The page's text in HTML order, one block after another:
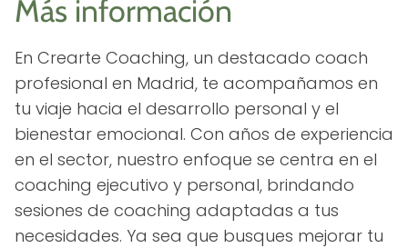
Más información
En Crearte Coaching, un destacado coach
profesional en Madrid, te acompañamos en
tu viaje hacia el desarrollo personal y el
bienestar emocional. Con años de experiencia
en el sector, nuestro enfoque se centra en el
coaching ejecutivo y personal, brindando
sesiones de coaching adaptadas a tus
necesidades. Ya sea que busques mejorar tu